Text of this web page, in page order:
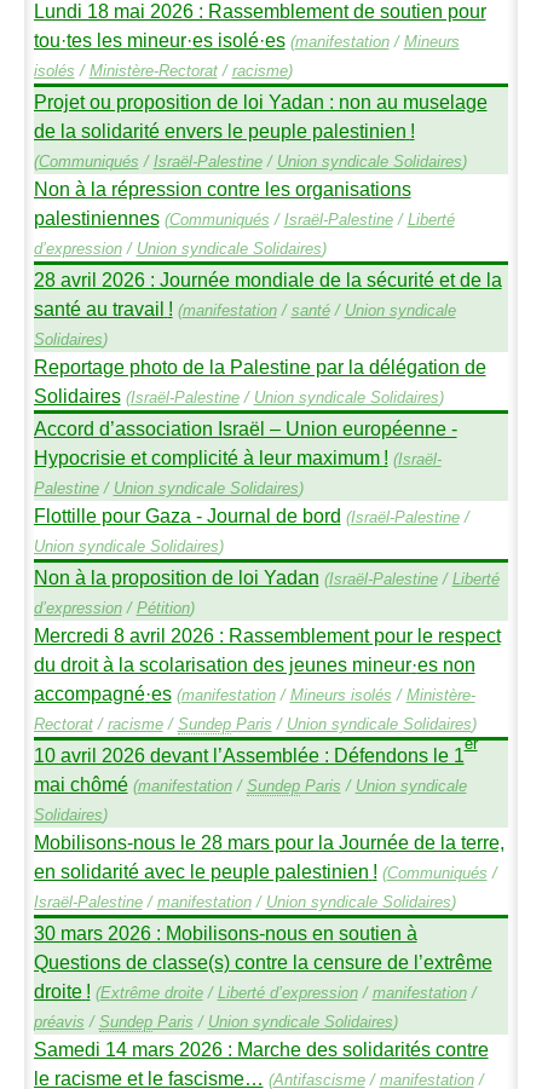
Lundi 18 mai 2026 : Rassemblement de soutien pour
tou·tes les mineur·es isolé·es (manifestation/ Mineurs
isolés / Ministère-Rectorat/ racisme)
Projet ou proposition de loi Yadan : non au muselage
de la solidarité envers le peuple palestinien !
(Communiqués / Israël-Palestine/ Union syndicale Solidaires)
Non à la répression contre les organisations
palestiniennes (Communiqués / Israël-Palestine/ Liberté
d’expression/ Union syndicale Solidaires)
28 avril 2026 : Journée mondiale de la sécurité et de la
santé au travail ! (manifestation/ santé/ Union syndicale
Solidaires)
Reportage photo de la Palestine par la délégation de
Solidaires (Israël-Palestine/ Union syndicale Solidaires)
Accord d’association Israël – Union européenne -
Hypocrisie et complicité à leur maximum ! (Israël-
Palestine/ Union syndicale Solidaires)
Flottille pour Gaza - Journal de bord (Israël-Palestine/
Union syndicale Solidaires)
Non à la proposition de loi Yadan (Israël-Palestine/ Liberté
d’expression/ Pétition)
Mercredi 8 avril 2026 : Rassemblement pour le respect
du droit à la scolarisation des jeunes mineur·es non
accompagné·es (manifestation/ Mineurs isolés / Ministère-
Rectorat/ racisme/ SundepParis / Union syndicale Solidaires)
10 avril 2026 devant l’Assemblée : Défendons le 1er
mai chômé (manifestation/ SundepParis / Union syndicale
Solidaires)
Mobilisons-nous le 28 mars pour la Journée de la terre,
en solidarité avec le peuple palestinien ! (Communiqués /
Israël-Palestine/ manifestation/ Union syndicale Solidaires)
30 mars 2026 : Mobilisons-nous en soutien à
Questions de classe(s) contre la censure de l’extrême
droite ! (Extrême droite/ Liberté d’expression/ manifestation/
préavis / SundepParis / Union syndicale Solidaires)
Samedi 14 mars 2026 : Marche des solidarités contre
le racisme et le fascisme… (Antifascisme/ manifestation/